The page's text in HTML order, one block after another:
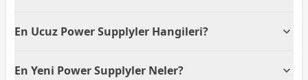
verimli bir soğutma performansı elde edilir. Sessiz
sayısı sistem bileşenlerinize uygun olmalıdır. Güçlü
SATA çıkışı önemlidir. Modüler kablo yapısı daha
En Ucuz Power Supplyler Hangileri?
aşağıdadır:
En Yeni Power Supplyler Neler?